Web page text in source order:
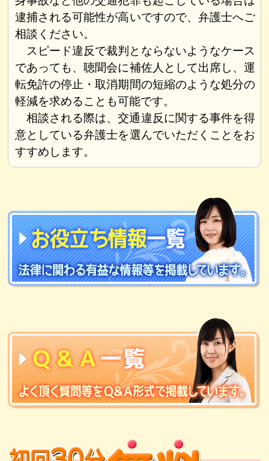
逮捕される可能性が高いですので、弁護士へご
相談ください。
スピード違反で裁判とならないようなケース
であっても、聴聞会に補佐人として出席し、運
転免許の停止・取消期間の短縮のような処分の
軽減を求めることも可能です。
相談される際は、交通違反に関する事件を得
意としている弁護士を選んでいただくことをお
すすめします。